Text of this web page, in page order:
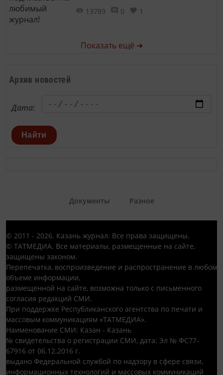
13789
0 1
Показать ещё ➜
Архив новостей
Дата:
Найти
Документы Разное
© 2011 - 2026. Казань журнал. Все права защищены.
© ТАТМЕДИА. Все материалы, размещенные на сайте,
защищены законом.
Перепечатка, воспроизведение и распространение в любом
объеме информации,
размещенной на сайте, возможна только с письменного
согласия редакций СМИ.
При поддержке Республиканского агентства по печати и
массовым коммуникациям «ТАТМЕДИА».
Наименование СМИ: Казан - Казань
№ свидетельства о регистрации СМИ, дата: Эл № ФС77-
67916 от 06.12.2016 г.
выдано Федеральной службой по надзору в сфере связи,
информационных технологий и массовых коммуникаций